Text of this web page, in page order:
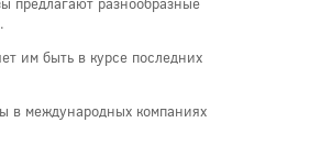
им быть в курсе последних
в международных компаниях